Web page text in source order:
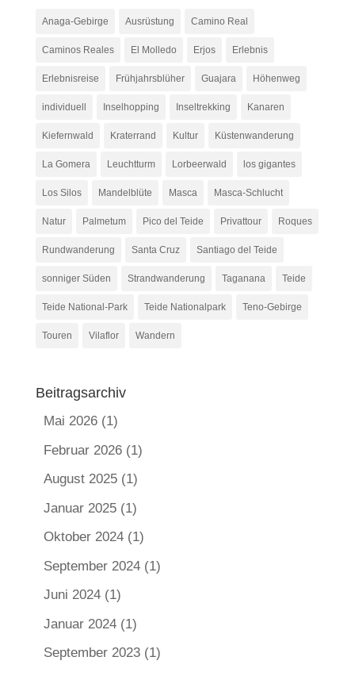
Anaga-Gebirge Ausrüstung Camino Real
Caminos Reales El Molledo Erjos Erlebnis
Erlebnisreise Frühjahrsblüher Guajara Höhenweg
individuell Inselhopping Inseltrekking Kanaren
Kiefernwald Kraterrand Kultur Küstenwanderung
La Gomera Leuchtturm Lorbeerwald los gigantes
Los Silos Mandelblüte Masca Masca-Schlucht
Natur Palmetum Pico del Teide Privattour Roques
Rundwanderung Santa Cruz Santiago del Teide
sonniger Süden Strandwanderung Taganana Teide
Teide National-Park Teide Nationalpark Teno-Gebirge
Touren Vilaflor Wandern
Beitragsarchiv
Mai 2026(1)
Februar 2026(1)
August 2025(1)
Januar 2025(1)
Oktober 2024(1)
September 2024(1)
Juni 2024(1)
Januar 2024(1)
September 2023(1)